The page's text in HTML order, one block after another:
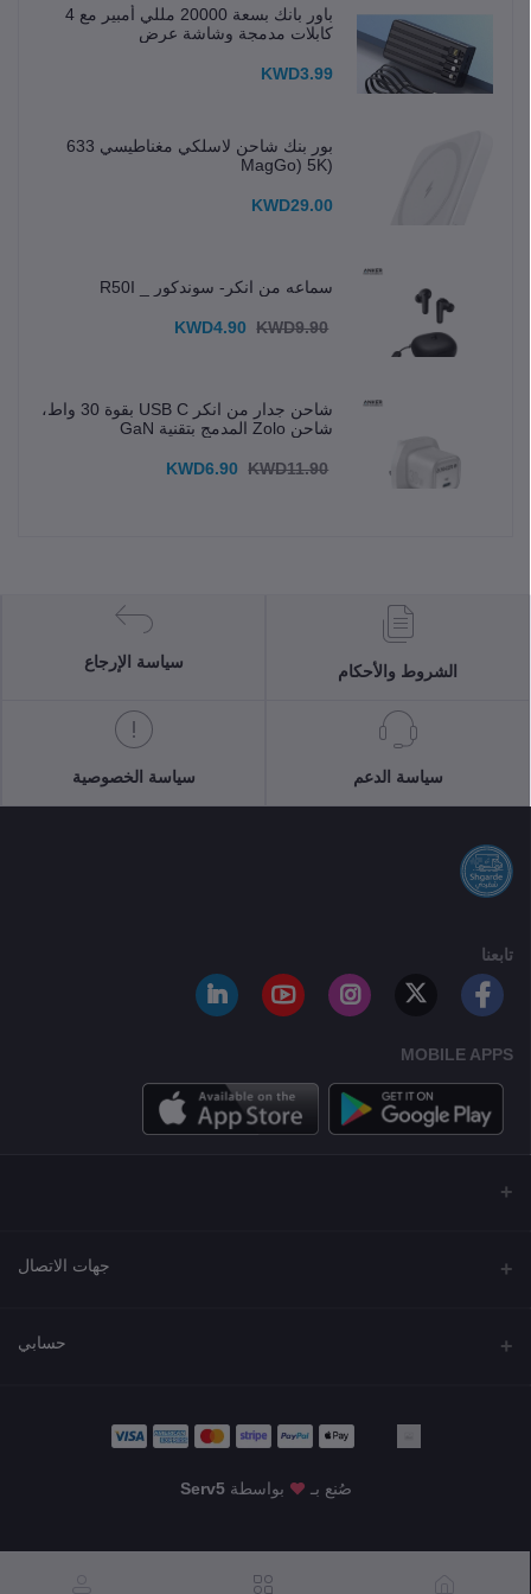
باور بانك بسعة 20000 مللي أمبير مع 4
كابلات مدمجة وشاشة عرض
KWD3.99
بور بنك شاحن لاسلكي مغناطيسي 633
(MagGo) 5K
KWD29.00
سماعه من انكر- سوندكور _ R50I
KWD4.90 KWD9.90
شاحن جدار من انكر USB C بقوة 30 واط،
شاحن Zolo المدمج بتقنية GaN
KWD6.90 KWD11.90
الشروط والأحكام
سياسة الإرجاع
سياسة الدعم سياسة الخصوصية
تابعنا
MOBILE APPS
جهات الاتصال
حسابي
صُنع بـ بواسطة Serv5